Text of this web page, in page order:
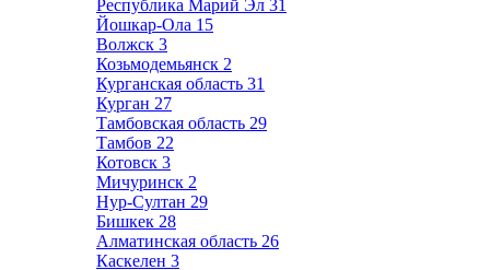
Республика Марий Эл 31
Йошкар-Ола 15
Волжск 3
Козьмодемьянск 2
Курганская область 31
Курган 27
Тамбовская область 29
Тамбов 22
Котовск 3
Мичуринск 2
Нур-Султан 29
Бишкек 28
Алматинская область 26
Каскелен 3